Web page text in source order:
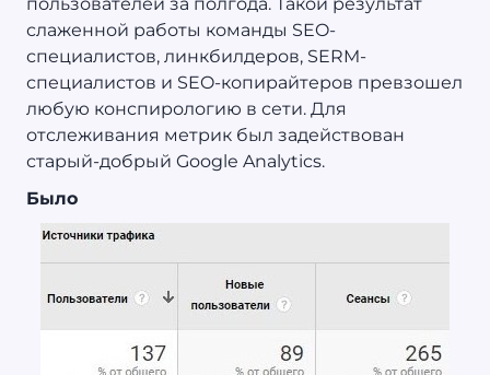
слаженной работы команды SEO-
специалистов, линкбилдеров, SERM-
специалистов и SEO-копирайтеров превзошел
любую конспирологию в сети. Для
отслеживания метрик был задействован
старый-добрый Google Analytics.
Было